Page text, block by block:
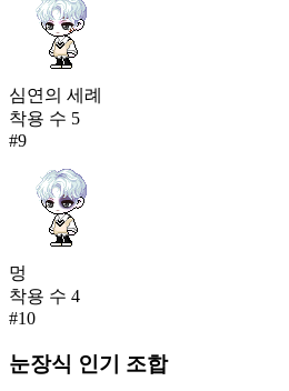
심연의 세례
착용 수 5
#9
멍
착용 수 4
#10
눈장식 인기 조합